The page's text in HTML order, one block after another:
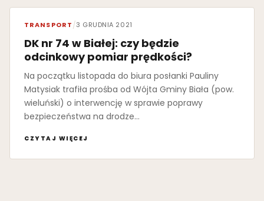
TRANSPORT/3 GRUDNIA 2021
DK nr 74 w Białej: czy będzie
odcinkowy pomiar prędkości?
Na początku listopada do biura posłanki Pauliny
Matysiak trafiła prośba od Wójta Gminy Biała (pow.
wieluński) o interwencję w sprawie poprawy
bezpieczeństwa na drodze…
CZYTAJ WIĘCEJ